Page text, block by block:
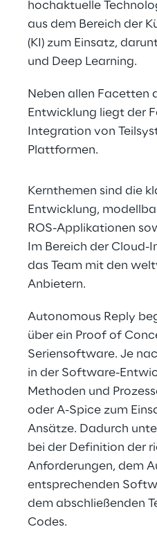
hochaktuelle
aus dem Bereich der
(KI) zum Einsatz,
und Deep Learning.
Neben allen Facetten
Entwicklung liegt der
Integration von
Plattformen.
Kernthemen sind die
Entwicklung,
ROS-Applikationen
Im Bereich der
das Team mit den
Anbietern.
Autonomous Reply
über ein Proof of
Seriensoftware. Je
in der Software-
Methoden und
oder A-Spice zum
Ansätze. Dadurch
bei der Definition der
Anforderungen, dem
entsprechenden
dem abschließenden
Codes.